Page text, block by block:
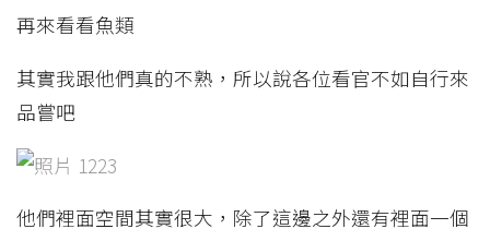
再來看看魚類
其實我跟他們真的不熟，所以說各位看官不如自行來
品嘗吧
他們裡面空間其實很大，除了這邊之外還有裡面一個